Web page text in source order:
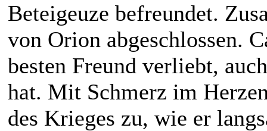
Beteigeuze befreundet.
von Orion abgeschlossen.
besten Freund verliebt,
hat. Mit Schmerz im
des Krieges zu, wie er